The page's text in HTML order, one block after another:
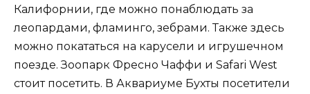
Калифорнии, где можно понаблюдать за
леопардами, фламинго, зебрами. Также здесь
можно покататься на карусели и игрушечном
поезде. Зоопарк Фресно Чаффи и Safari West
стоит посетить. В Аквариуме Бухты посетители